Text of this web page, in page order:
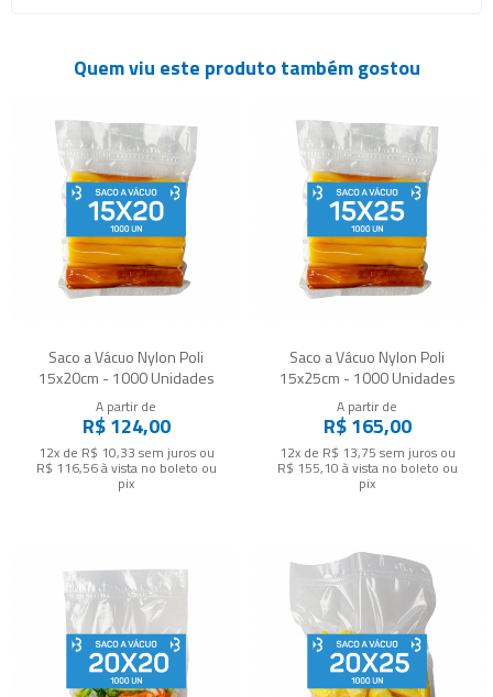
Quem viu este produto também gostou
Saco a Vácuo Nylon Poli
15x20cm - 1000 Unidades
A partir de
R$ 124,00
12x de R$ 10,33 sem jurosou
R$ 116,56à vista no boleto ou
pix
Saco a Vácuo Nylon Poli
15x25cm - 1000 Unidades
A partir de
R$ 165,00
12x de R$ 13,75 sem jurosou
R$ 155,10 à vista no boleto ou
pix